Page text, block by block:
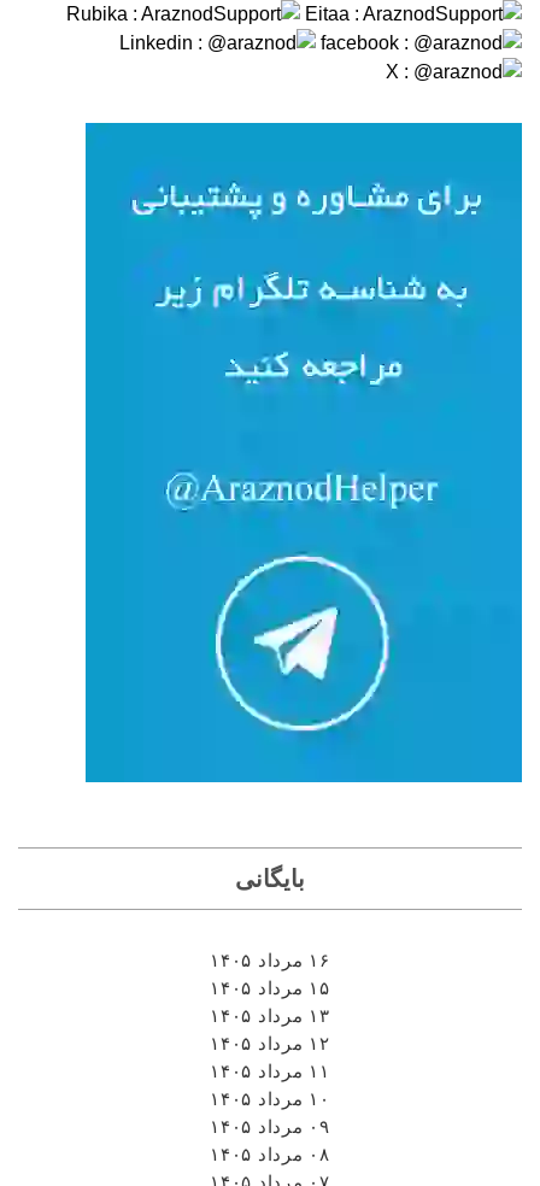
بایگانی
۱۶ مرداد ۱۴۰۵
۱۵ مرداد ۱۴۰۵
۱۳ مرداد ۱۴۰۵
۱۲ مرداد ۱۴۰۵
۱۱ مرداد ۱۴۰۵
۱۰ مرداد ۱۴۰۵
۰۹ مرداد ۱۴۰۵
۰۸ مرداد ۱۴۰۵
۰۷ مرداد ۱۴۰۵